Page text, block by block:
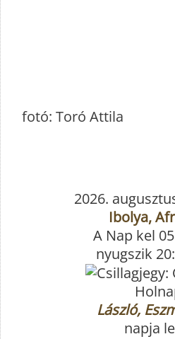
fotó: Toró Attila
2026.
Ibolya,
A Nap kel
nyugszik
László,
napja